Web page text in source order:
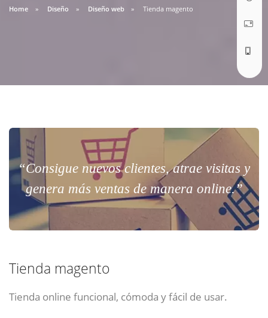
Home Diseño Diseño web Tienda magento
“Consigue nuevos clientes, atrae visitas y
genera más ventas de manera online.”
Tienda magento
Tienda online funcional, cómoda y fácil de usar.
ABRIR TICKET